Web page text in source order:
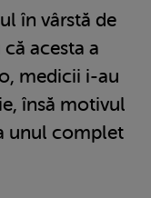
în vârstă de
acesta a
medicii i-au
însă motivul
unul complet